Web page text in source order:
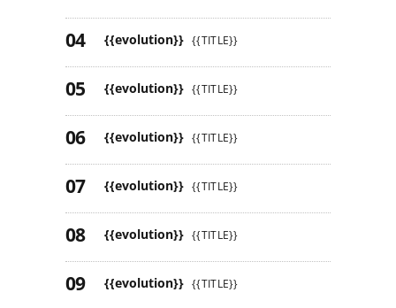
{{evolution}} {{TITLE}}
{{evolution}} {{TITLE}}
{{evolution}} {{TITLE}}
{{evolution}} {{TITLE}}
{{evolution}} {{TITLE}}
{{evolution}} {{TITLE}}